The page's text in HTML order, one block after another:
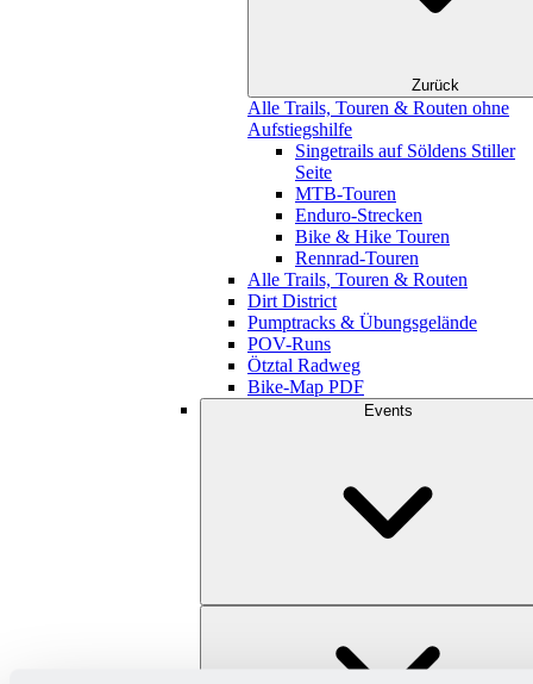
Zurück
Alle Trails, Touren & Routen ohne
Aufstiegshilfe
Singetrails auf Söldens Stiller
Seite
MTB-Touren
Enduro-Strecken
Bike & Hike Touren
Rennrad-Touren
Alle Trails, Touren & Routen
Dirt District
Pumptracks & Übungsgelände
POV-Runs
Ötztal Radweg
Bike-Map PDF
Events